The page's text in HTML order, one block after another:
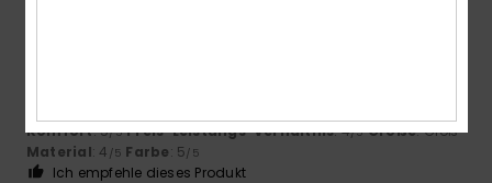
Komfort: 5/5 Preis-Leistungs-Verhältnis: 4/5 Größe: Groß
Material: 4 /5 Farbe: 5/5
Ich empfehle dieses Produkt